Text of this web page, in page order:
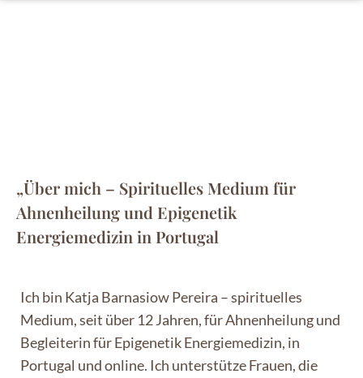
„Über mich – Spirituelles Medium für
Ahnenheilung und Epigenetik
Energiemedizin in Portugal
Ich bin Katja Barnasiow Pereira – spirituelles
Medium, seit über 12 Jahren, für Ahnenheilung und
Begleiterin für Epigenetik Energiemedizin, in
Portugal und online. Ich unterstütze Frauen, die